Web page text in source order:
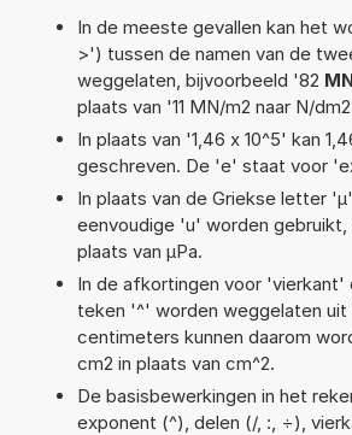
In de meeste gevallen kan het
>') tussen de namen van de
weggelaten, bijvoorbeeld '82
plaats van '11 MN/m2 naar N/
In plaats van '1,46 x 10^5' kan
geschreven. De 'e' staat voor
In plaats van de Griekse letter
eenvoudige 'u' worden gebruikt,
plaats van µPa.
In de afkortingen voor 'vierkant'
teken '^' worden weggelaten
centimeters kunnen daarom
cm2 in plaats van cm^2.
De basisbewerkingen in het
exponent (^), delen (/, :, ÷),